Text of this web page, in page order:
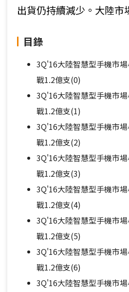
出貨仍持續減少。大陸市
目錄
3Q'16大陸智慧型手機市
戰1.2億支(0)
3Q'16大陸智慧型手機市
戰1.2億支(1)
3Q'16大陸智慧型手機市
戰1.2億支(2)
3Q'16大陸智慧型手機市
戰1.2億支(3)
3Q'16大陸智慧型手機市
戰1.2億支(4)
3Q'16大陸智慧型手機市
戰1.2億支(5)
3Q'16大陸智慧型手機市
戰1.2億支(6)
3Q'16大陸智慧型手機市